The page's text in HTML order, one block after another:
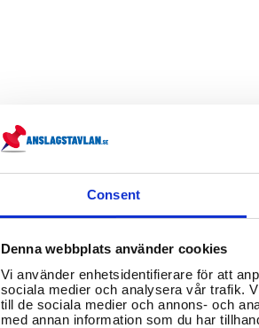
Consent
Denna webbplats använder cookies
Vi använder enhetsidentifierare för att
sociala medier och analysera vår trafik.
till de sociala medier och annons- och
med annan information som du har